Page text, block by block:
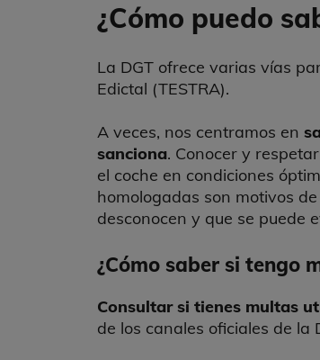
¿Cómo puedo
La DGT ofrece varias vías
Edictal (TESTRA).
A veces, nos centramos en
sanciona. Conocer y
el coche en condiciones
homologadas son motivos
desconocen y que se puede
¿Cómo saber si tengo
Consultar si tienes multas
de los canales oficiales de